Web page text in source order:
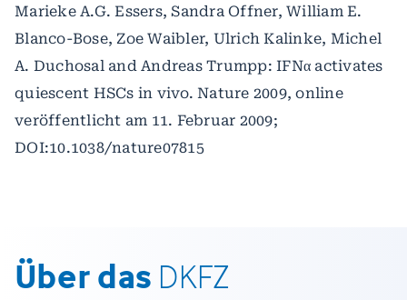
Marieke A.G. Essers, Sandra Offner, William E.
Blanco-Bose, Zoe Waibler, Ulrich Kalinke, Michel
A. Duchosal and Andreas Trumpp: IFNα activates
quiescent HSCs in vivo. Nature 2009, online
veröffentlicht am 11. Februar 2009;
DOI:10.1038/nature07815
Über das DKFZ